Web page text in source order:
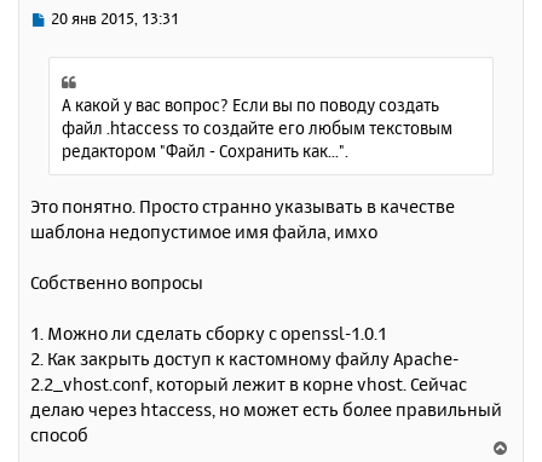
С
о
20 янв 2015, 13:31
А какой у вас вопрос? Если вы по поводу создать
файл .htaccess то создайте его любым текстовым
редактором "Файл - Сохранить как...".
Это понятно. Просто странно указывать в качестве
шаблона недопустимое имя файла, имхо
Собственно вопросы
1. Можно ли сделать сборку с openssl-1.0.1
2. Как закрыть доступ к кастомному файлу Apache-
2.2_vhost.conf, который лежит в корне vhost. Сейчас
делаю через htaccess, но может есть более правильный
способ